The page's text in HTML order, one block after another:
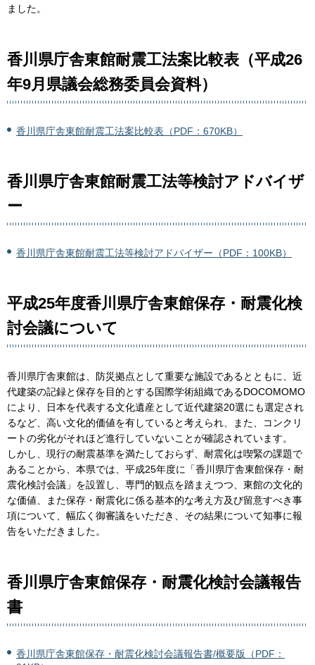
ました。
香川県庁舎東館耐震工法案比較表（平成26
年9月県議会総務委員会資料）
香川県庁舎東館耐震工法案比較表（PDF：670KB）
香川県庁舎東館耐震工法等検討アドバイザ
ー
香川県庁舎東館耐震工法等検討アドバイザー（PDF：100KB）
平成25年度香川県庁舎東館保存・耐震化検
討会議について
香川県庁舎東館は、防災拠点として重要な施設であるとともに、近
代建築の記録と保存を目的とする国際学術組織であるDOCOMOMO
により、日本を代表する文化遺産として近代建築20選にも選定され
るなど、高い文化的価値を有していると考えられ、また、コンクリ
ートの劣化がそれほど進行していないことが確認されています。
しかし、現行の耐震基準を満たしておらず、耐震化は喫緊の課題で
あることから、本県では、平成25年度に「香川県庁舎東館保存・耐
震化検討会議」を設置し、専門的観点を踏まえつつ、東館の文化的
な価値、また保存・耐震化に係る基本的な考え方及び留意すべき事
項について、幅広く御審議をいただき、その結果について知事に報
告をいただきました。
香川県庁舎東館保存・耐震化検討会議報告
書
香川県庁舎東館保存・耐震化検討会議報告書/概要版（PDF：